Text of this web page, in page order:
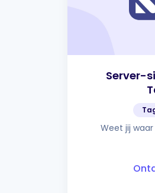
Server-
Weet jij